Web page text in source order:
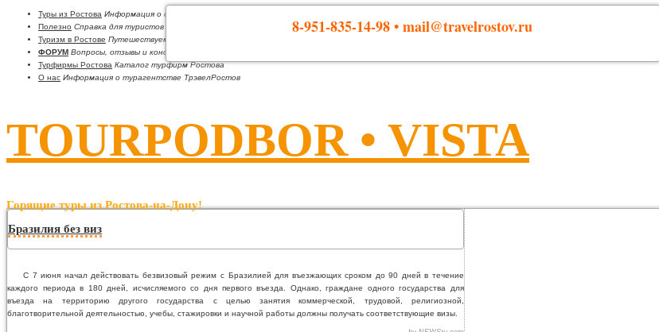
8-951-835-14-98 • mail@travelrostov.ru
Туры из Ростова Информация о странах
Полезно Справка для туристов
Туризм в Ростове Путешествуем по Ростовской области
ФОРУМ Вопросы, отзывы и консультации
Турфирмы Ростова Каталог турфирм Ростова
О нас Информация о турагентстве ТрэвелРостов
TOURPODBOR • VISTA
Горящие туры из Ростова-на-Дону!
Бразилия без виз
С 7 июня начал действовать безвизовый режим с Бразилией для въезжающих сроком до 90 дней в течение
каждого периода в 180 дней, исчисляемого со дня первого въезда. Однако, граждане одного государства для
въезда на территорию другого государства с целью занятия коммерческой, трудовой, религиозной,
благотворительной деятельностью, учебы, стажировки и научной работы должны получать соответствующие визы.